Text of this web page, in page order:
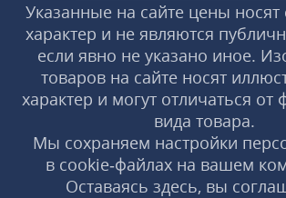
Указанные на сайте цены
характер и не являются
если явно не указано иное.
товаров на сайте носят
характер и могут отличаться от
вида товара.
Мы сохраняем настройки
в cookie‑файлах на вашем
Оставаясь здесь, вы